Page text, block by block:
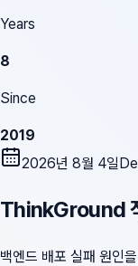
Years
8
Since
2019
2026년 8월 4일
ThinkGround
백엔드 배포 실패 원인